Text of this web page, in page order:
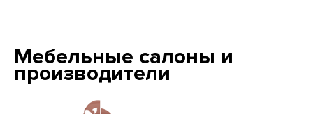
Мебельные салоны и
производители